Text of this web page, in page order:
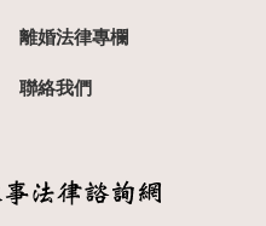
離婚法律專欄
聯絡我們